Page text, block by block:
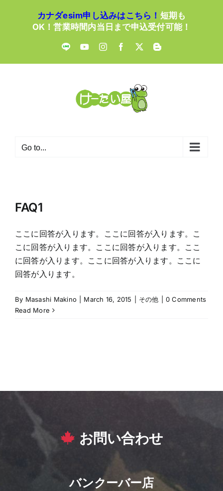
カナダesim申し込みはこちら！ 短期も
OK！営業時間内当日まで申込受付可能！
LINE YouTubeInstagramFacebook
X Blogger
Go to...
FAQ1
ここに回答が入ります。ここに回答が入ります。こ
こに回答が入ります。ここに回答が入ります。ここ
に回答が入ります。ここに回答が入ります。ここに
回答が入ります。
By Masashi Makino March 16, 2015 その他
0 Comments
Read More
お問い合わせ
バンクーバー店